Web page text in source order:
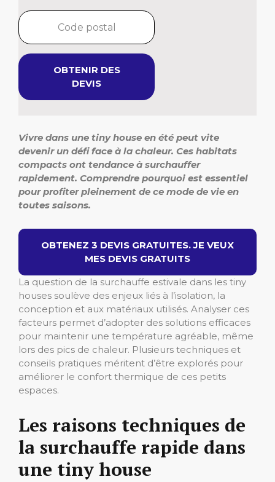
OBTENIR DES
DEVIS
Vivre dans une tiny house en été peut vite
devenir un défi face à la chaleur. Ces habitats
compacts ont tendance à surchauffer
rapidement. Comprendre pourquoi est essentiel
pour profiter pleinement de ce mode de vie en
toutes saisons.
OBTENEZ 3 DEVIS GRATUITES. JE VEUX
MES DEVIS GRATUITS
La question de la surchauffe estivale dans les tiny
houses soulève des enjeux liés à l’isolation, la
conception et aux matériaux utilisés. Analyser ces
facteurs permet d’adopter des solutions efficaces
pour maintenir une température agréable, même
lors des pics de chaleur. Plusieurs techniques et
conseils pratiques méritent d’être explorés pour
améliorer le confort thermique de ces petits
espaces.
Les raisons techniques de
la surchauffe rapide dans
une tiny house